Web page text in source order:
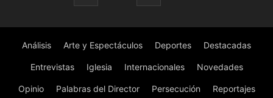
Análisis Arte y Espectáculos Deportes Destacadas
Entrevistas Iglesia Internacionales Novedades
Opinio Palabras del Director Persecución Reportajes